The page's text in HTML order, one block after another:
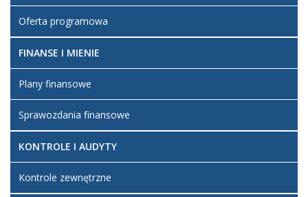
Oferta programowa
FINANSE I MIENIE
Plany finansowe
Sprawozdania finansowe
KONTROLE I AUDYTY
Kontrole zewnętrzne